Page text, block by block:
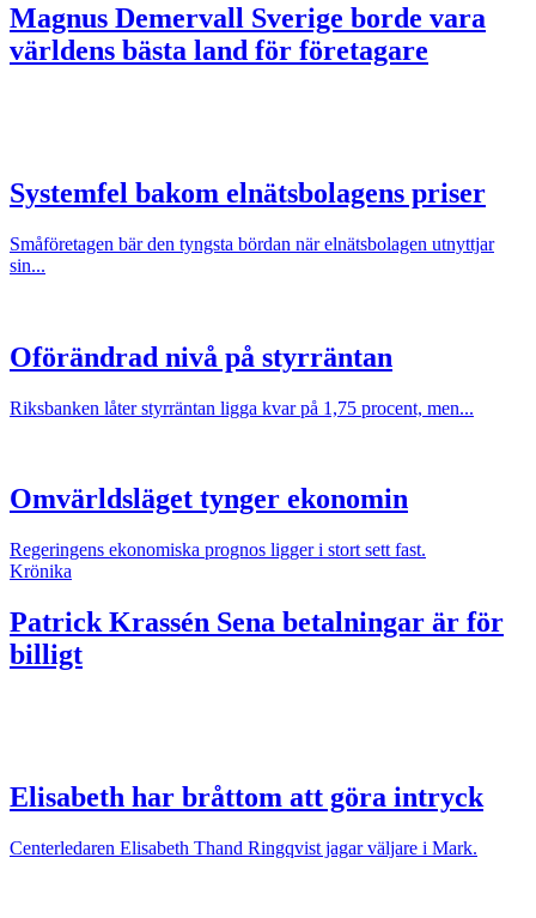
Magnus Demervall Sverige borde vara
världens bästa land för företagare
Systemfel bakom elnätsbolagens priser
Småföretagen bär den tyngsta bördan när elnätsbolagen utnyttjar
sin...
Oförändrad nivå på styrräntan
Riksbanken låter styrräntan ligga kvar på 1,75 procent, men...
Omvärldsläget tynger ekonomin
Regeringens ekonomiska prognos ligger i stort sett fast.
Krönika
Patrick Krassén Sena betalningar är för
billigt
Elisabeth har bråttom att göra intryck
Centerledaren Elisabeth Thand Ringqvist jagar väljare i Mark.